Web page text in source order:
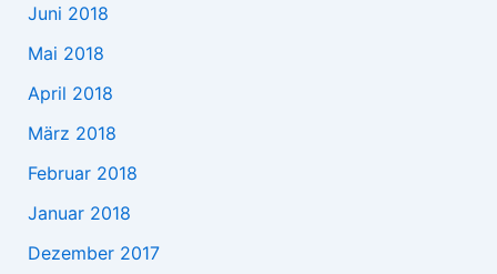
Juni 2018
Mai 2018
April 2018
März 2018
Februar 2018
Januar 2018
Dezember 2017